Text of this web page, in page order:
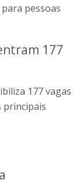
pessoas
177
177 vagas
principais